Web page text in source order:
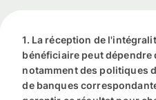
1. La réception de
bénéficiaire peut dépendre
notamment des politiques
de banques